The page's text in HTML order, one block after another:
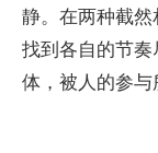
静。在两种截
找到各自的节奏
体，被人的参与